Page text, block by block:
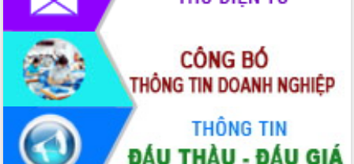
Lãnh đạo tỉnh dâng hương tưởng niệm
tại Đập Đồng Cam đầu Xuân Bính Ngọ
Ngành nông nghiệp phấn đấu tăng
trưởng đạt 5,86% trong năm 2026
UBND tỉnh Đắk Lắk triển khai công tác
quốc phòng, quân sự địa phương năm
Đắk Lắk tập trung toàn lực khắc phục
tồn tại IUU, sẵn sàng làm việc với